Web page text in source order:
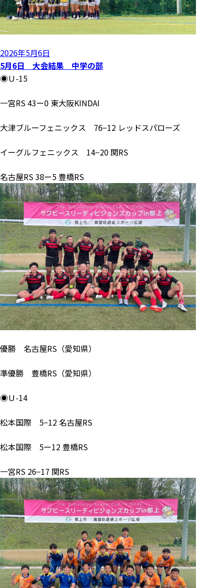
投
稿
日:
2026年5月6日
5月6日 大会結果 中学の部
◉Ｕ-15
一宮RS 43ー0 東大阪KINDAI
大津ブルーフェニックス 76−12 レッドスパローズ
イーグルフェニックス 14−20 関RS
名古屋RS 38ー5 豊橋RS
優勝 名古屋RS（愛知県）
準優勝 豊橋RS（愛知県）
◉Ｕ-14
松本国際 5−12 名古屋RS
松本国際 5ー12 豊橋RS
一宮RS 26−17 関RS